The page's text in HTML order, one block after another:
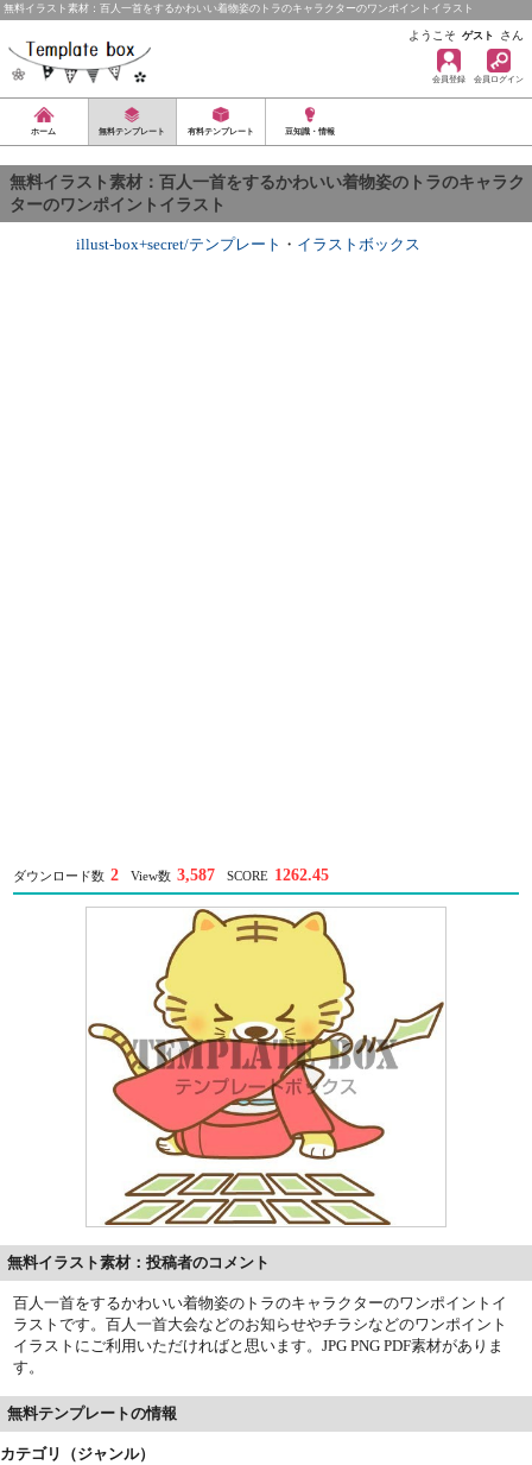
無料イラスト素材：百人一首をするかわいい着物姿のトラのキャラクターのワンポイントイラスト
ようこそ ゲスト さん
会員登録 会員ログイン
ホーム 無料テンプレート 有料テンプレート 豆知識・情報
無料イラスト素材：百人一首をするかわいい着物姿のトラのキャラク
ターのワンポイントイラスト
illust-box+secret/テンプレート ・ イラストボックス
ダウンロード数 2 View数 3,587 SCORE 1262.45
無料イラスト素材：投稿者のコメント
百人一首をするかわいい着物姿のトラのキャラクターのワンポイントイ
ラストです。百人一首大会などのお知らせやチラシなどのワンポイント
イラストにご利用いただければと思います。JPG PNG PDF素材がありま
す。
無料テンプレートの情報
カテゴリ（ジャンル）